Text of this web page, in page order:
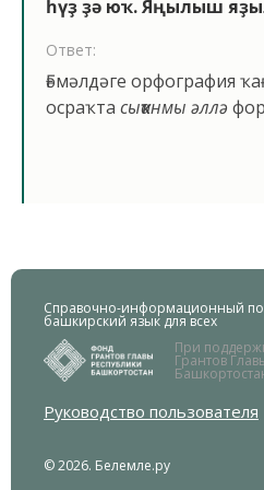
һүҙ ҙә юҡ. Яңылыш
Ответ:
Ғәмәлдәге орфография
осраҡта сыҡҡанмы әллә
Справочно-информационный
башкирский язык для всех
При
Грантов
Руководство пользователя
© 2026. Белемле.ру